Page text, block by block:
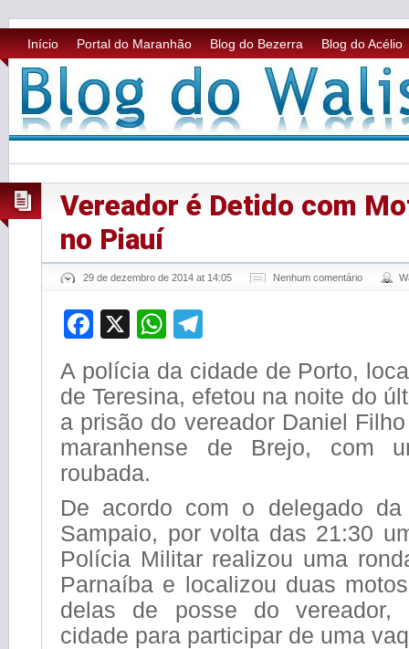
Início Portal do Maranhão Blog do Bezerra Blog do Acélio
Vereador é Detido com
no Piauí
29 de dezembro de 2014 at 14:05 Nenhum comentário
Facebook
X WhatsApp
A polícia da cidade de Porto,
de Teresina, efetou na noite do
a prisão do vereador Daniel
maranhense de Brejo, com
roubada.
De acordo com o delegado da
Sampaio, por volta das 21:30
Polícia Militar realizou uma
Parnaíba e localizou duas
delas de posse do vereador,
cidade para participar de uma